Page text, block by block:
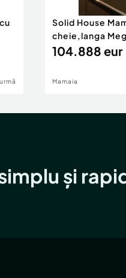
Solid House
cheie,langa
104.888 eur
Mamaia
și